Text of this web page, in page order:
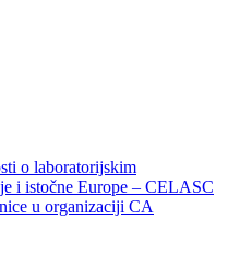
o laboratorijskim
i istočne Europe – CELASC
u organizaciji CA